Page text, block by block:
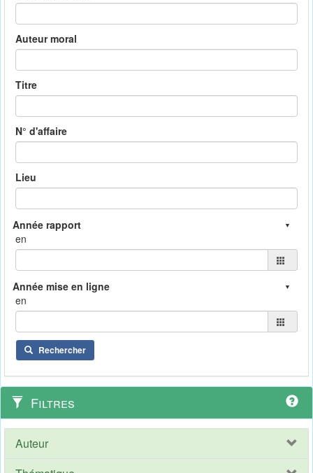
Auteur moral
Titre
N° d'affaire
Lieu
en
en
Rechercher
Filtres
Auteur